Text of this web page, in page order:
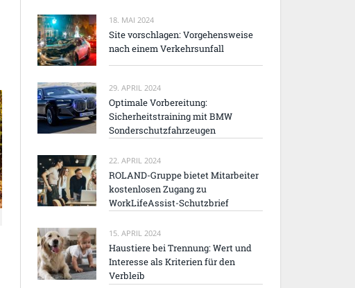
18. MAI 2024
Site vorschlagen: Vorgehensweise
nach einem Verkehrsunfall
29. APRIL 2024
Optimale Vorbereitung:
Sicherheitstraining mit BMW
Sonderschutzfahrzeugen
22. APRIL 2024
ROLAND-Gruppe bietet Mitarbeiter
kostenlosen Zugang zu
WorkLifeAssist-Schutzbrief
15. APRIL 2024
Haustiere bei Trennung: Wert und
Interesse als Kriterien für den
Verbleib